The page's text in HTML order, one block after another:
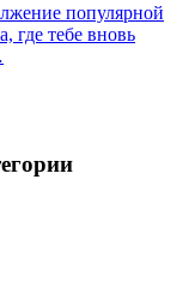
популярной
где тебе вновь